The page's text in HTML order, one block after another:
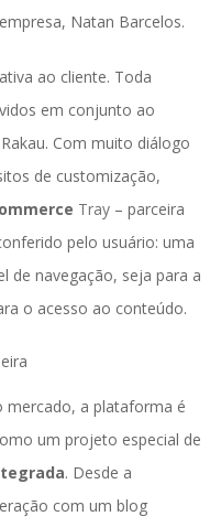
Natan Barcelos.
ao cliente. Toda
em conjunto ao
Com muito diálogo
de customização,
Tray – parceira
pelo usuário: uma
de navegação, seja para a
o acesso ao conteúdo.
mercado, a plataforma é
um projeto especial de
. Desde a
com um blog